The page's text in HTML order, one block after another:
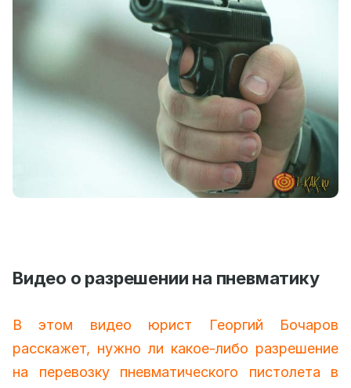
Видео о разрешении на пневматику
В этом видео юрист Георгий Бочаров
расскажет, нужно ли какое-либо разрешение
на перевозку пневматического пистолета в